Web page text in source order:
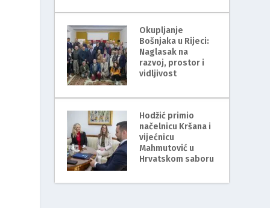
Okupljanje
Bošnjaka u Rijeci:
Naglasak na
razvoj, prostor i
vidljivost
Hodžić primio
načelnicu Kršana i
vijećnicu
Mahmutović u
Hrvatskom saboru